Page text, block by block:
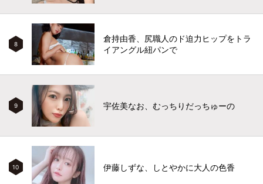
8
倉持由香、尻職人のド迫力ヒップをトラ
イアングル紐パンで
9 宇佐美なお、むっちりだっちゅーの
10 伊藤しずな、しとやかに大人の色香